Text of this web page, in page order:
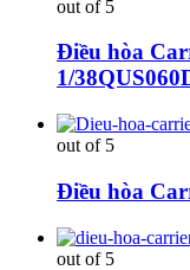
out of 5
Điều hòa
1/
out of 5
Điều hòa
out of 5